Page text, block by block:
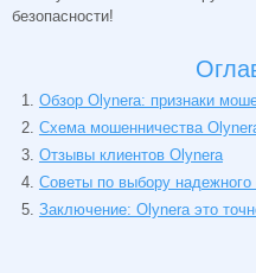
безопасности!
Обзор Olynera: признаки
Схема мошенничества
Отзывы клиентов Olynera
Советы по выбору надежного
Заключение: Olynera это